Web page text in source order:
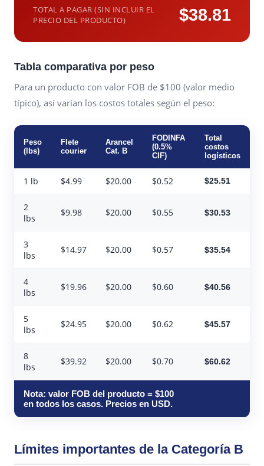
TOTAL A PAGAR (SIN INCLUIR EL
PRECIO DEL PRODUCTO)
$38.81
Tabla comparativa por peso
Para un producto con valor FOB de $100 (valor medio
típico), así varían los costos totales según el peso:
Peso
(lbs)
Flete
courier
Arancel
Cat. B
FODINFA
(0.5%
CIF)
Total
costos
logísticos
1 lb $4.99 $20.00 $0.52 $25.51
2
lbs
$9.98 $20.00 $0.55 $30.53
3
lbs
$14.97 $20.00 $0.57 $35.54
4
lbs
$19.96 $20.00 $0.60 $40.56
5
lbs
$24.95 $20.00 $0.62 $45.57
8
lbs
$39.92 $20.00 $0.70 $60.62
Nota: valor FOB del producto = $100
en todos los casos. Precios en USD.
Límites importantes de la Categoría B